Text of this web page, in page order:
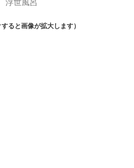
浮世風呂
ると画像が拡大します）